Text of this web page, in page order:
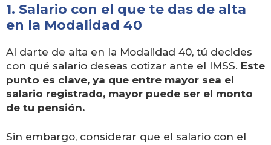
1. Salario con el que te das de alta
en la Modalidad 40
Al darte de alta en la Modalidad 40, tú decides
con qué salario deseas cotizar ante el IMSS. Este
punto es clave, ya que entre mayor sea el
salario registrado, mayor puede ser el monto
de tu pensión.
Sin embargo, considerar que el salario con el